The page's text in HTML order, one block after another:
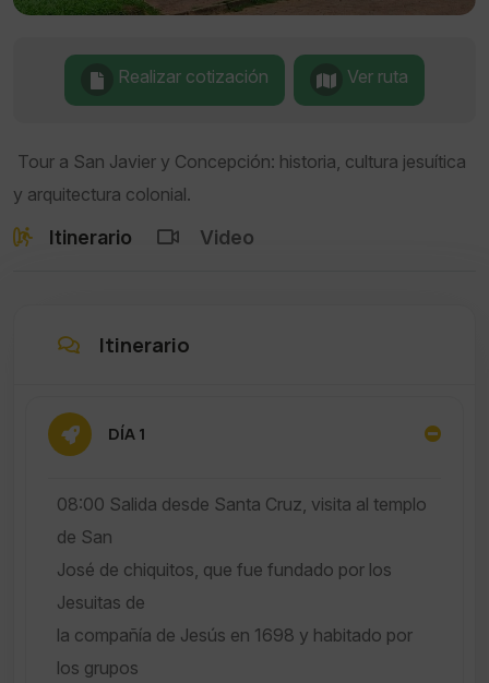
Realizar cotización Ver ruta
Tour a San Javier y Concepción: historia, cultura jesuítica
y arquitectura colonial.
Itinerario Video
Itinerario
DÍA 1
08:00 Salida desde Santa Cruz, visita al templo
de San
José de chiquitos, que fue fundado por los
Jesuitas de
la compañía de Jesús en 1698 y habitado por
los grupos